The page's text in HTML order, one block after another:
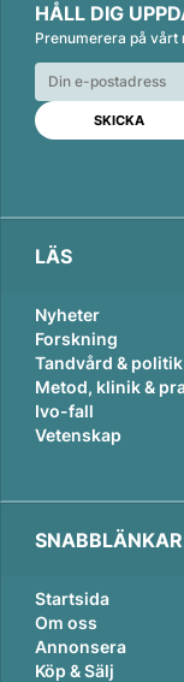
n
k
e
d
n
c
e
b
o
o
k
a
i
l
HÅLL DIG
Prenumerera på
LÄS
Nyheter
Forskning
Tandvård & politik
Metod, klinik &
Ivo-fall
Vetenskap
SNABBLÄNKAR
Startsida
Om oss
Annonsera
Köp & Sälj